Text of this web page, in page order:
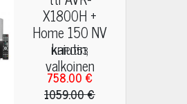
X1800H +
Home 150 NV
kaiutin,
valkoinen
KHP053
758.00 €
1059.00 €